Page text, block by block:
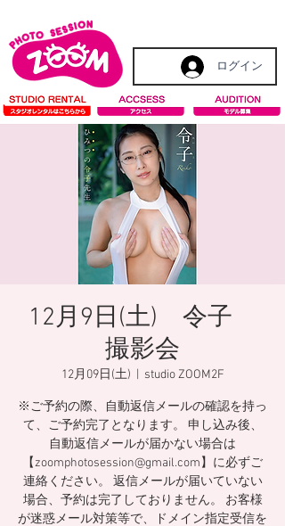
ログイン
12月9日(土) 令子
撮影会
12月09日(土) studio ZOOM2F
※ご予約の際、自動返信メールの確認を持っ
て、ご予約完了となります。 申し込み後、
自動返信メールが届かない場合は
【zoomphotosession@gmail.com】に必ずご
連絡ください。 返信メールが届いていない
場合、予約は完了しておりません。 お客様
が迷惑メール対策等で、ドメイン指定受信を